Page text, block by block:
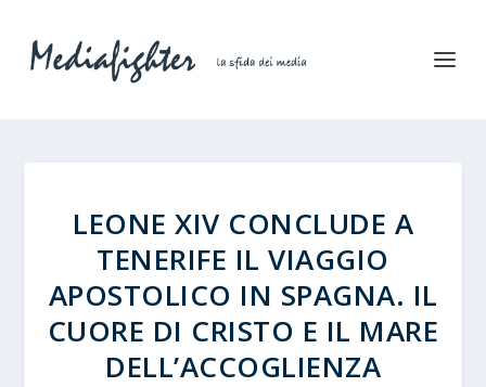
LEONE XIV CONCLUDE A
TENERIFE IL VIAGGIO
APOSTOLICO IN SPAGNA. IL
CUORE DI CRISTO E IL MARE
DELL’ACCOGLIENZA